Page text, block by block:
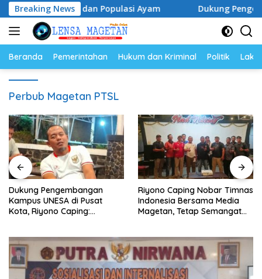
Langsung
ke
konten
Breaking News
Telur dan Populasi Ayam Dukung Pengembangan
Beranda Pemerintahan Hukum dan Kriminal Politik
Perbub Magetan PTSL
Dukung Pengembangan
Kampus UNESA di Pusat
Kota, Riyono Caping:
Riyono Caping Nobar Timnas
Indonesia Bersama Media
Magetan, Tetap Semangat